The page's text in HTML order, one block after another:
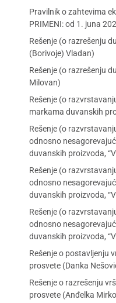
Pravilnik o zahtevima
PRIMENI: od 1. juna
Rešenje (o razrešenju
(Borivoje) Vladan)
Rešenje (o razrešenju
Milovan)
Rešenje (o
markama duvanskih
Rešenje (o
odnosno
duvanskih proizvoda,
Rešenje (o
odnosno
duvanskih proizvoda,
Rešenje (o
odnosno
duvanskih proizvoda,
Rešenje o postavljenju
prosvete (Danka
Rešenje o razrešenju
prosvete (Anđelka